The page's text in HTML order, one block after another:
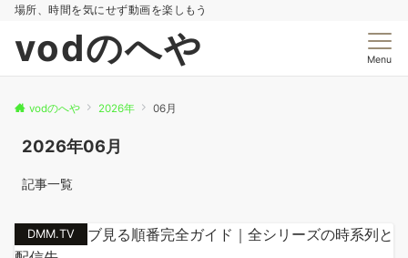
場所、時間を気にせず動画を楽しもう
vodのへや Menu
vodのへや 2026年 06月
2026年06月
記事一覧
DMM.TV